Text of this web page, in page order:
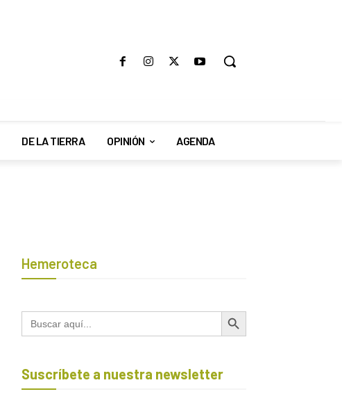
DE LA TIERRA OPINIÓN AGENDA
Hemeroteca
Buscar: Botón de búsqueda
Suscríbete a nuestra newsletter